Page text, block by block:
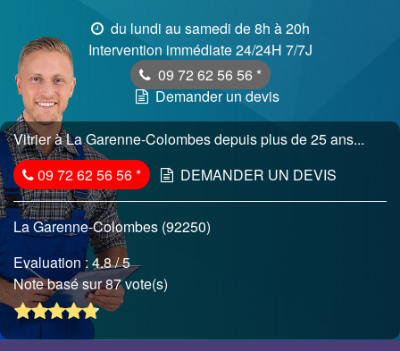
du lundi au samedi de 8h à 20h
Intervention immédiate 24/24H 7/7J
09 72 62 56 56 *
Demander un devis
Vitrier à La Garenne-Colombes depuis plus de 25 ans...
09 72 62 56 56* DEMANDER UN DEVIS
La Garenne-Colombes (92250)
Evaluation :4.8/ 5
Note basé sur 87 vote(s)